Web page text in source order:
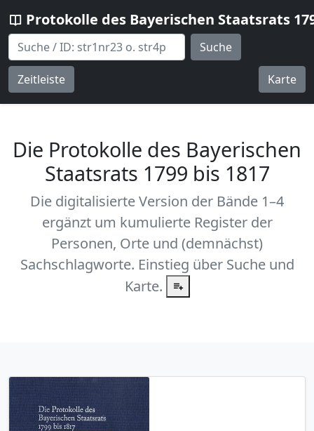
Protokolle des Bayerischen Staatsrats
Suche
Zeitleiste Karte
Die Protokolle des Bayerischen
Staatsrats 1799 bis 1817
Die digitalisierte Version der Bände 1–4
ergänzt um kumulierte Register der
Personen, Orte und (demnächst)
Sachschlagworte. Einstieg über Suche und
Karte.